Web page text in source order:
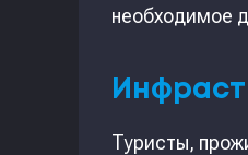
необходимое
Туристы,